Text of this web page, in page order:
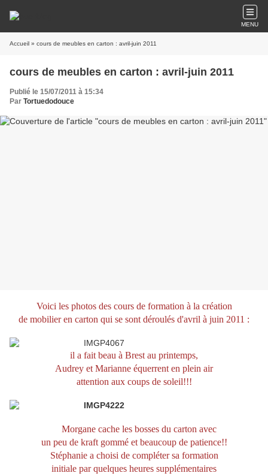
MENU
Accueil » cours de meubles en carton : avril-juin 2011
cours de meubles en carton : avril-juin 2011
Publié le 15/07/2011 à 15:34
Par Tortuedodouce
Voici les photos des cours de formation à la création
de mobilier en carton qui se sont déroulés d'avril à juin 2011 :
il a fait beau à Brest au printemps,
Audrey et Marianne équerrent en plein air
attention aux coups de soleil!!!
Morgane cache les bosses du carton avec
un peu de kraft gommé et beaucoup de patience!!
Stéphanie a choisi de compléter sa formation
initiale par quelques heures supplémentaires